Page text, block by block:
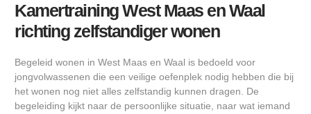
Kamertraining West Maas en Waal
richting zelfstandiger wonen
Begeleid wonen in West Maas en Waal is bedoeld voor
jongvolwassenen die een veilige oefenplek nodig hebben die bij
het wonen nog niet alles zelfstandig kunnen dragen. De
begeleiding kijkt naar de persoonlijke situatie, naar wat iemand